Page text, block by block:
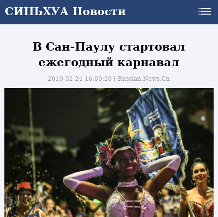
СИНЬХУА Новости
В Сан-Паулу стартовал
ежегодный карнавал
2019-02-24 16:00:20丨Russian.News.Cn